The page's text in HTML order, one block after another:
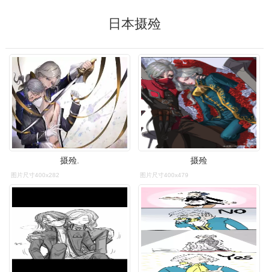
日本摄殓
摄殓.
图片尺寸400x282
摄殓
图片尺寸400x479